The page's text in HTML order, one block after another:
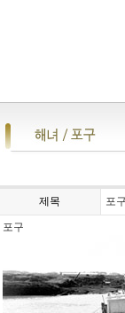
제목 포
포구